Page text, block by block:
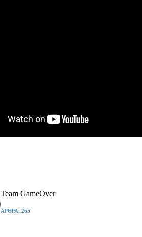
Team GameOver
ΆΡΘΡΑ: 265